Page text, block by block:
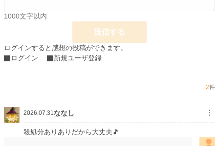
累計ポイント 727,263 pt (7,737 位)
1000文字以内
送信する
ログインすると感想の投稿ができます。
ログイン
新規ユーザ登録
2件
2026.07.31ななし ︙
殺処分ありありだから大丈夫🎵